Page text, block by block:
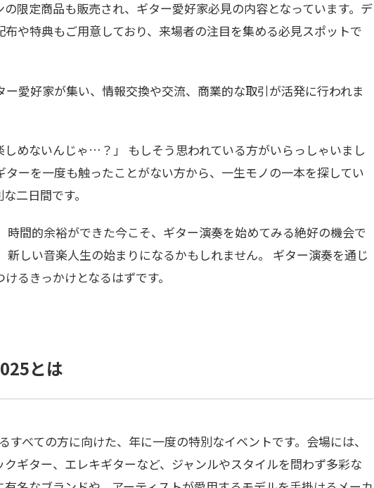
限定商品も販売され、ギター愛好家必見の内容となっています。デ
や特典もご用意しており、来場者の注目を集める必見スポットで
愛好家が集い、情報交換や交流、商業的な取引が活発に行われま
しめないんじゃ…？」 もしそう思われている方がいらっしゃいまし
ーを一度も触ったことがない方から、一生モノの一本を探してい
二日間です。
間的余裕ができた今こそ、ギター演奏を始めてみる絶好の機会で
しい音楽人生の始まりになるかもしれません。 ギター演奏を通じ
るきっかけとなるはずです。
とは
べての方に向けた、年に一度の特別なイベントです。会場には、
ギター、エレキギターなど、ジャンルやスタイルを問わず多彩な